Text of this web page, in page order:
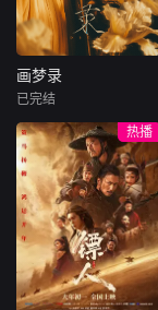
人修理工，兼女儿
Jessie的保镖时，
Mitch崇高的目标
突然变得很接近。
可
画梦录
林柏叡
民国的上海滩，身
怀绝技的孤女画师
许雁真，意外与身
陷危局的融汇银行
总账姜心羽产生交
集。姜心羽遭人陷
害，只得与许雁真
画梦录
已完结
热播